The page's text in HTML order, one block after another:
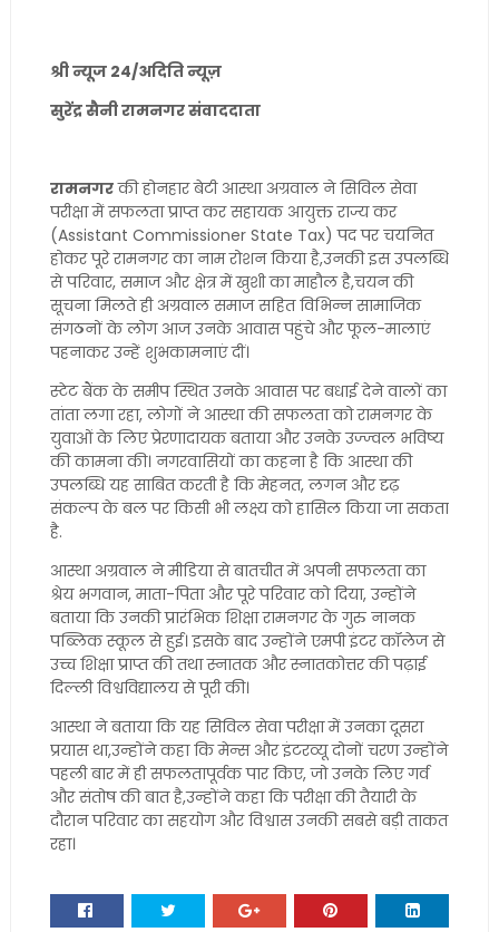
श्री न्यूज 24/अदिति न्यूज़
सुरेंद्र सैनी रामनगर संवाददाता
रामनगरकी होनहार बेटी आस्था अग्रवाल ने सिविल सेवा
परीक्षा में सफलता प्राप्त कर सहायक आयुक्त राज्य कर
(Assistant Commissioner State Tax) पद पर चयनित
होकर पूरे रामनगर का नाम रोशन किया है,उनकी इस उपलब्धि
से परिवार, समाज और क्षेत्र में खुशी का माहौल है,चयन की
सूचना मिलते ही अग्रवाल समाज सहित विभिन्न सामाजिक
संगठनों के लोग आज उनके आवास पहुंचे और फूल-मालाएं
पहनाकर उन्हें शुभकामनाएं दीं।
स्टेट बैंक के समीप स्थित उनके आवास पर बधाई देने वालों का
तांता लगा रहा, लोगों ने आस्था की सफलता को रामनगर के
युवाओं के लिए प्रेरणादायक बताया और उनके उज्ज्वल भविष्य
की कामना की। नगरवासियों का कहना है कि आस्था की
उपलब्धि यह साबित करती है कि मेहनत, लगन और दृढ़
संकल्प के बल पर किसी भी लक्ष्य को हासिल किया जा सकता
है.
आस्था अग्रवाल ने मीडिया से बातचीत में अपनी सफलता का
श्रेय भगवान, माता-पिता और पूरे परिवार को दिया, उन्होंने
बताया कि उनकी प्रारंभिक शिक्षा रामनगर के गुरु नानक
पब्लिक स्कूल से हुई। इसके बाद उन्होंने एमपी इंटर कॉलेज से
उच्च शिक्षा प्राप्त की तथा स्नातक और स्नातकोत्तर की पढ़ाई
दिल्ली विश्वविद्यालय से पूरी की।
आस्था ने बताया कि यह सिविल सेवा परीक्षा में उनका दूसरा
प्रयास था,उन्होंने कहा कि मेन्स और इंटरव्यू दोनों चरण उन्होंने
पहली बार में ही सफलतापूर्वक पार किए, जो उनके लिए गर्व
और संतोष की बात है,उन्होंने कहा कि परीक्षा की तैयारी के
दौरान परिवार का सहयोग और विश्वास उनकी सबसे बड़ी ताकत
रहा।